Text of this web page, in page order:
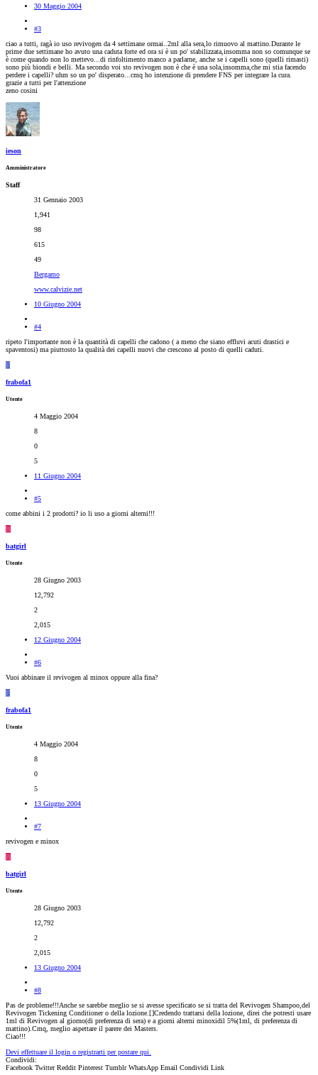
30 Maggio 2004
#3
ciao a tutti, ragà io uso revivogen da 4 settimane ormai..2ml alla sera,lo rimuovo al mattino.Durante le
prime due settimane ho avuto una caduta forte ed ora si è un po' stabilizzata,insomma non so comunque se
è come quando non lo mettevo...di rinfoltimento manco a parlarne, anche se i capelli sono (quelli rimasti)
sono più biondi e belli. Ma secondo voi sto revivogen non è che è una sola,insomma,che mi stia facendo
perdere i capelli? uhm so un po' disperato...cmq ho intenzione di prendere FNS per integrare la cura.
grazie a tutti per l'attenzione
zeno cosini
ieson
Amministratore
Staff
31 Gennaio 2003
1,941
98
615
49
Bergamo
www.calvizie.net
10 Giugno 2004
#4
ripeto l'importante non è la quantità di capelli che cadono ( a meno che siano effluvi acuti drastici e
spaventosi) ma piuttosto la qualità dei capelli nuovi che crescono al posto di quelli caduti.
F
frabofa1
Utente
4 Maggio 2004
8
0
5
11 Giugno 2004
#5
come abbini i 2 prodotti? io li uso a giorni alterni!!!
B
batgirl
Utente
28 Giugno 2003
12,792
2
2,015
12 Giugno 2004
#6
Vuoi abbinare il revivogen al minox oppure alla fina?
F
frabofa1
Utente
4 Maggio 2004
8
0
5
13 Giugno 2004
#7
revivogen e minox
B
batgirl
Utente
28 Giugno 2003
12,792
2
2,015
13 Giugno 2004
#8
Pas de probleme!!!Anche se sarebbe meglio se si avesse specificato se si tratta del Revivogen Shampoo,del
Revivogen Tickening Conditioner o della lozione.[]Credendo trattarsi della lozione, direi che potresti usare
1ml di Revivogen al giorno(di preferenza di sera) e a giorni alterni minoxidil 5%(1ml, di preferenza di
mattino).Cmq, meglio aspettare il parere dei Masters.
Ciao!!!
Devi effettuare il login o registrarti per postare qui.
Condividi:
Facebook Twitter Reddit Pinterest Tumblr WhatsApp Email Condividi Link